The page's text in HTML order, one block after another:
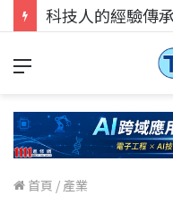
科技人找工作，
首頁 / 產業